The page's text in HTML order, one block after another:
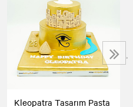
Kleopatra Tasarım Pasta
›